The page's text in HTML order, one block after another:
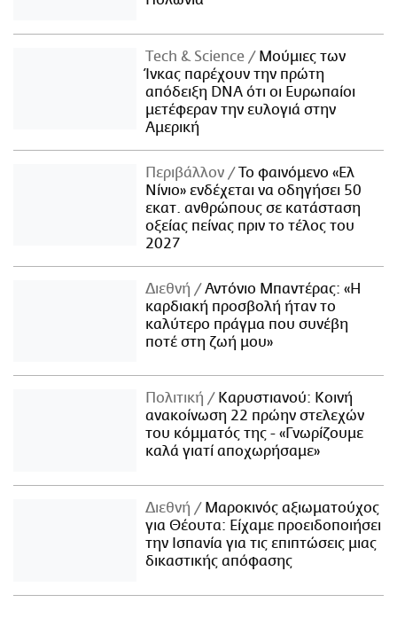
Τech & Science
Μούμιες των
Ίνκας παρέχουν την πρώτη
απόδειξη DNA ότι οι Ευρωπαίοι
μετέφεραν την ευλογιά στην
Αμερική
Περιβάλλον
Το φαινόμενο «Ελ
Νίνιο» ενδέχεται να οδηγήσει 50
εκατ. ανθρώπους σε κατάσταση
οξείας πείνας πριν το τέλος του
2027
Διεθνή
Αντόνιο Μπαντέρας: «Η
καρδιακή προσβολή ήταν το
καλύτερο πράγμα που συνέβη
ποτέ στη ζωή μου»
Πολιτική
Καρυστιανού: Κοινή
ανακοίνωση 22 πρώην στελεχών
του κόμματός της - «Γνωρίζουμε
καλά γιατί αποχωρήσαμε»
Διεθνή
Μαροκινός αξιωματούχος
για Θέουτα: Είχαμε προειδοποιήσει
την Ισπανία για τις επιπτώσεις μιας
δικαστικής απόφασης